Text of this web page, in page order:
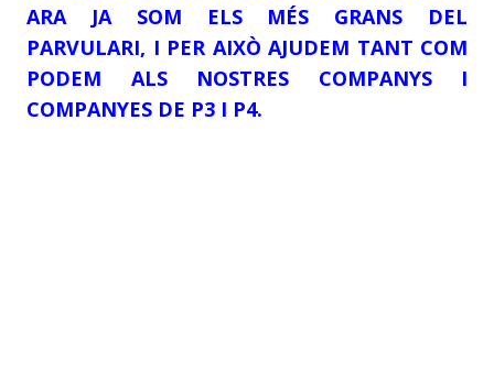
ARA JA SOM ELS MÉS GRANS DEL
PARVULARI, I PER AIXÒ AJUDEM TANT COM
PODEM ALS NOSTRES COMPANYS I
COMPANYES DE P3 I P4.